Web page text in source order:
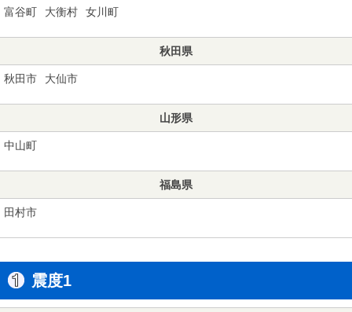
富谷町
大衡村 女川町
秋田県
秋田市 大仙市
山形県
中山町
福島県
田村市
震度1